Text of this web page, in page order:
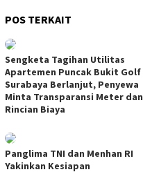
POS TERKAIT
Sengketa Tagihan Utilitas
Apartemen Puncak Bukit Golf
Surabaya Berlanjut, Penyewa
Minta Transparansi Meter dan
Rincian Biaya
Panglima TNI dan Menhan RI
Yakinkan Kesiapan